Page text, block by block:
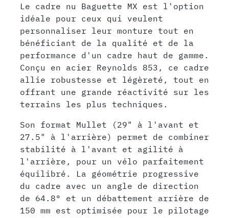
Le cadre nu Baguette MX est l'option
idéale pour ceux qui veulent
personnaliser leur monture tout en
bénéficiant de la qualité et de la
performance d'un cadre haut de gamme.
Conçu en acier Reynolds 853, ce cadre
allie robustesse et légèreté, tout en
offrant une grande réactivité sur les
terrains les plus techniques.
Son format Mullet (29" à l'avant et
27.5" à l'arrière) permet de combiner
stabilité à l'avant et agilité à
l'arrière, pour un vélo parfaitement
équilibré. La géométrie progressive
du cadre avec un angle de direction
de 64.8° et un débattement arrière de
150 mm est optimisée pour le pilotage